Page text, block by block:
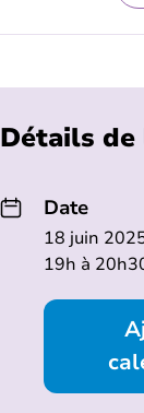
Détails de
Date
18 juin
19h à